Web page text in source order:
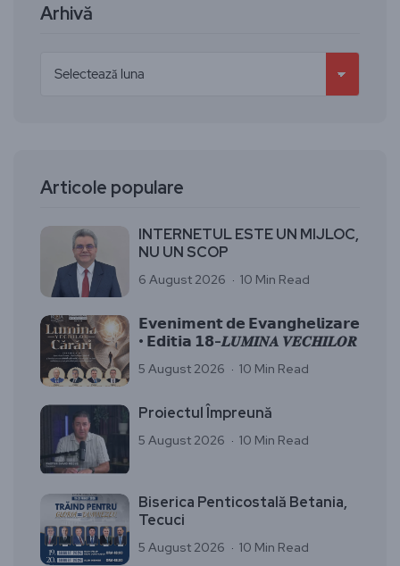
Arhivă
Articole populare
INTERNETUL ESTE UN MIJLOC,
NU UN SCOP
6 August 2026 10 Min Read
𝗘𝘃𝗲𝗻𝗶𝗺𝗲𝗻𝘁 𝗱𝗲 𝗘𝘃𝗮𝗻𝗴𝗵𝗲𝗹𝗶𝘇𝗮𝗿𝗲
• 𝗘𝗱𝗶𝘁𝗶𝗮 𝟭𝟴-𝑳𝑼𝑴𝑰𝑵𝑨 𝑽𝑬𝑪𝑯𝑰𝑳𝑶𝑹
5 August 2026 10 Min Read
Proiectul Împreună
5 August 2026 10 Min Read
Biserica Penticostală Betania,
Tecuci
5 August 2026 10 Min Read